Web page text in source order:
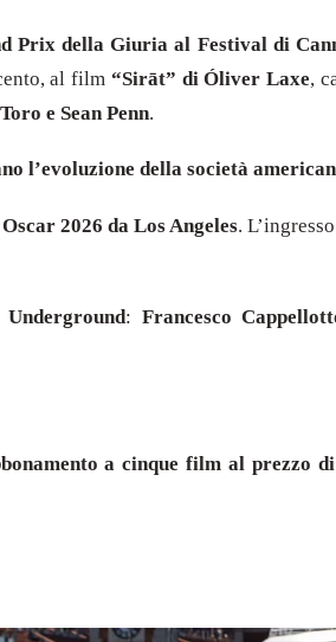
Prix della Giuria al Festival di
al film “Sirāt” di Óliver Laxe,
e Sean Penn.
l’evoluzione della società
2026 da Los Angeles.
: Francesco
a cinque film al prezzo